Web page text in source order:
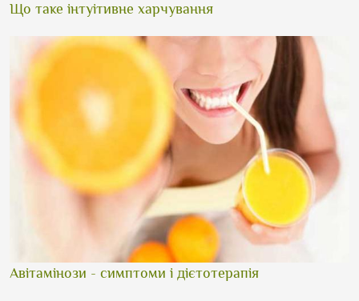
Що таке інтуітивне харчування
Авітамінози - симптоми і дієтотерапія